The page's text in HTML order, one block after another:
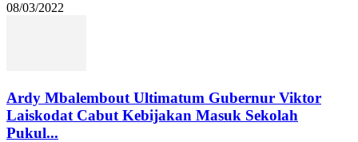
08/03/2022
Ardy Mbalembout Ultimatum Gubernur Viktor
Laiskodat Cabut Kebijakan Masuk Sekolah
Pukul...